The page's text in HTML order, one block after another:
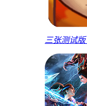
三张测试版